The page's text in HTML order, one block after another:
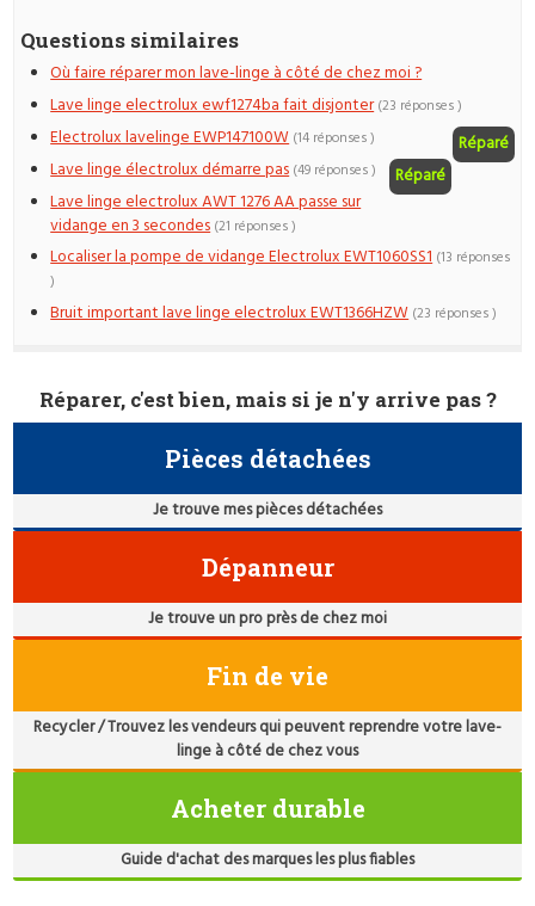
Questions similaires
Où faire réparer mon lave-linge à côté de chez moi ?
Lave linge electrolux ewf1274ba fait disjonter (23 réponses )
Electrolux lavelinge EWP147100W Réparé
(14 réponses )
Lave linge électrolux démarre pas Réparé
(49 réponses )
Lave linge electrolux AWT 1276 AA passe sur
vidange en 3 secondes (21 réponses )
Localiser la pompe de vidange Electrolux EWT1060SS1 (13 réponses
)
Bruit important lave linge electrolux EWT1366HZW (23 réponses )
Réparer, c'est bien, mais si je n'y arrive pas ?
Pièces détachées
Je trouve mes pièces détachées
Dépanneur
Je trouve un pro près de chez moi
Fin de vie
Recycler / Trouvez les vendeurs qui peuvent reprendre votre lave-
linge à côté de chez vous
Acheter durable
Guide d'achat des marques les plus fiables